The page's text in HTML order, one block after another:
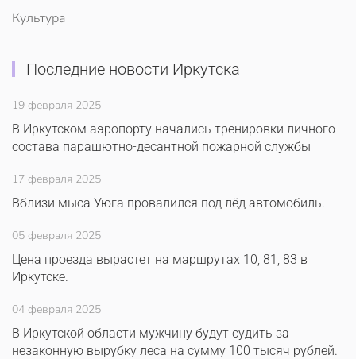
Культура
Последние новости Иркутска
19 февраля 2025
В Иркутском аэропорту начались тренировки личного
состава парашютно-десантной пожарной службы
17 февраля 2025
Вблизи мыса Уюга провалился под лёд автомобиль.
05 февраля 2025
Цена проезда вырастет на маршрутах 10, 81, 83 в
Иркутске.
04 февраля 2025
В Иркутской области мужчину будут судить за
незаконную вырубку леса на сумму 100 тысяч рублей.